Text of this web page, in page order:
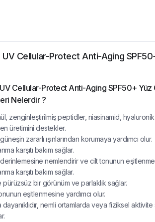
UV Cellular-Protect Anti-Aging
Cellular-Protect Anti-Aging SPF50+
Nelerdir ?
zenginleştirilmiş peptidler, niasinamid,
üretimini destekler.
zararlı ışınlarından korumaya yardımcı olur.
karşıtı bakım sağlar.
nemlendirir ve cilt tonunun
karşıtı bakım sağlar.
pürüzsüz bir görünüm ve parlaklık sağlar.
eşitlenmesine yardımcı olur.
dayanıklıdır, nemli ortamlarda veya fiziksel aktivite